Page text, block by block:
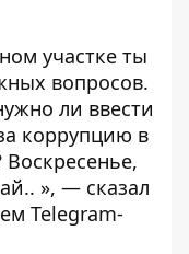
участке ты
вопросов.
ли ввести
коррупцию в
», — сказал
Telegram-